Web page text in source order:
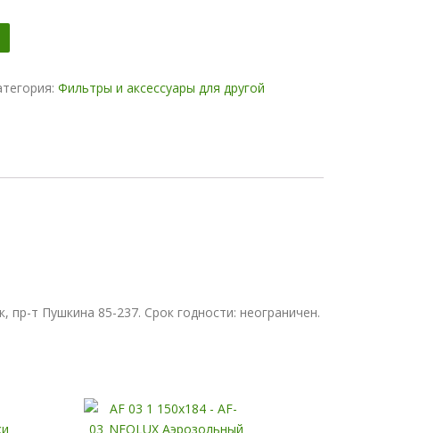
Фильтры и аксессуары для другой
т Пушкина 85-237. Срок годности: неограничен.